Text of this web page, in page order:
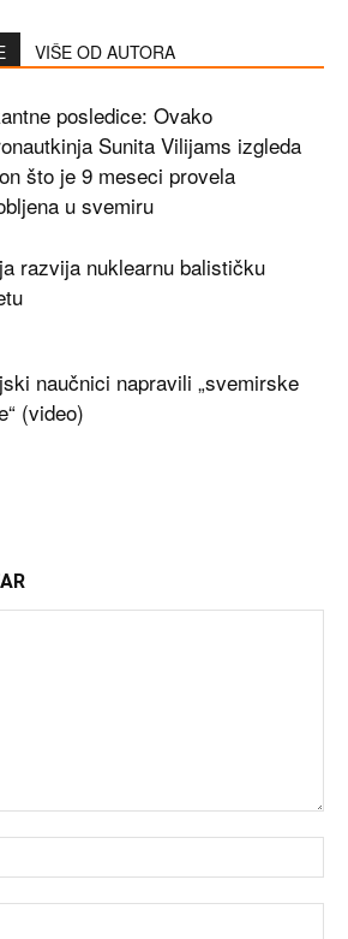
VIŠE OD AUTORA
posledice: Ovako
Sunita Vilijams izgleda
što je 9 meseci provela
u svemiru
razvija nuklearnu balističku
naučnici napravili „svemirske
(video)